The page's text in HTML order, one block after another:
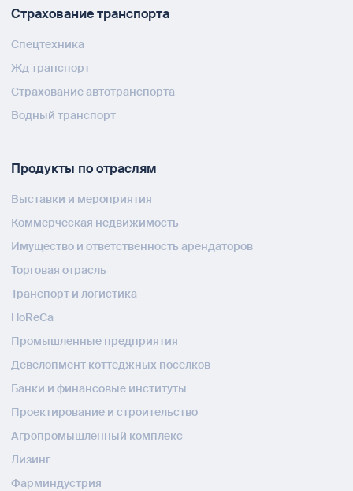
Страхование транспорта
Спецтехника
Жд транспорт
Страхование автотранспорта
Водный транспорт
Продукты по отраслям
Выставки и мероприятия
Коммерческая недвижимость
Имущество и ответственность арендаторов
Торговая отрасль
Транспорт и логистика
HoReCa
Промышленные предприятия
Девелопмент коттеджных поселков
Банки и финансовые институты
Проектирование и строительство
Агропромышленный комплекс
Лизинг
Фарминдустрия